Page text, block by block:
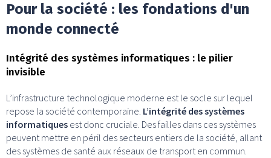
Pour la société : les fondations d'un
monde connecté
Intégrité des systèmes informatiques : le pilier
invisible
L’infrastructure technologique moderne est le socle sur lequel
repose la société contemporaine. L’intégrité des systèmes
informatiques est donc cruciale. Des failles dans ces systèmes
peuvent mettre en péril des secteurs entiers de la société, allant
des systèmes de santé aux réseaux de transport en commun.